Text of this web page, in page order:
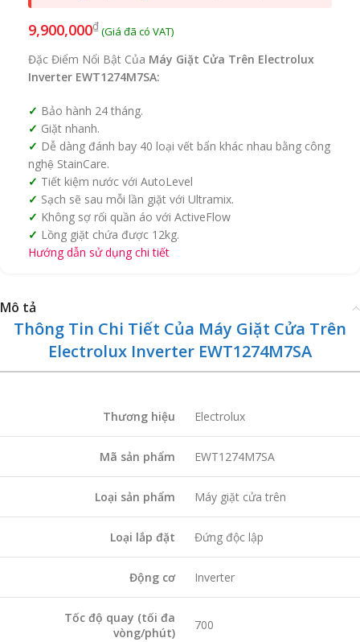
9,900,000₫
Đặc Điểm Nổi Bật Của Máy Giặt Cửa Trên Electrolux
Inverter EWT1274M7SA:
Bảo hành 24 tháng.
Giặt nhanh.
Dễ dàng đánh bay 40 loại vết bẩn khác nhau bằng công
nghệ StainCare.
Tiết kiệm nước với AutoLevel
Sạch sẽ sau mỗi lần giặt với Ultramix.
Không sợ rối quần áo với ActiveFlow
Lồng giặt chứa được 12kg.
Hướng dẫn sử dụng chi tiết
Mô tả
Thông Tin Chi Tiết Của Máy Giặt Cửa Trên
Electrolux Inverter EWT1274M7SA
Thương hiệu Electrolux
Mã sản phẩm EWT1274M7SA
Loại sản phẩm Máy giặt cửa trên
Loại lắp đặt Đứng độc lập
Động cơ Inverter
Tốc độ quay (tối đa
vòng/phút)
700